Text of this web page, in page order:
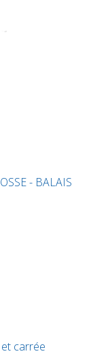
- BALAIS
carrée